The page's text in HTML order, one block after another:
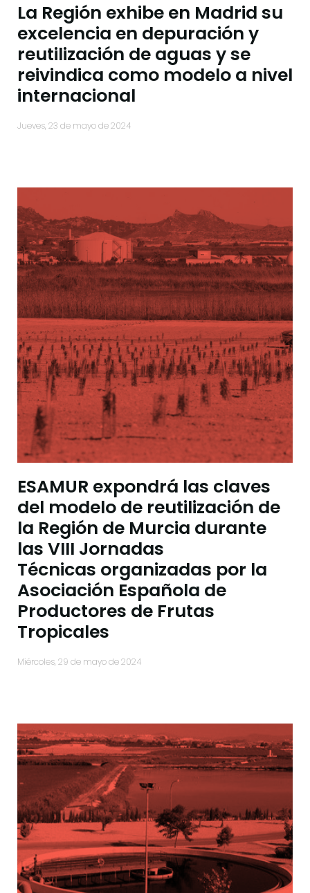
La Región exhibe en Madrid su
excelencia en depuración y
reutilización de aguas y se
reivindica como modelo a nivel
internacional
jueves, 23 de mayo de 2024
ESAMUR expondrá las claves
del modelo de reutilización de
la Región de Murcia durante
las VIII Jornadas
Técnicas organizadas por la
Asociación Española de
Productores de Frutas
Tropicales
miércoles, 29 de mayo de 2024